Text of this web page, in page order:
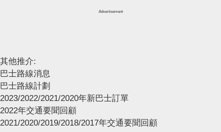
Advertisement
其他推介:
巴士路線消息
巴士路線計劃
2023/2022/2021/2020年新巴士訂單
2022年交通要聞回顧
2021/2020/2019/2018/2017年交通要聞回顧